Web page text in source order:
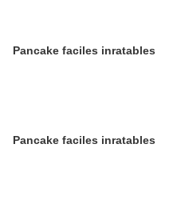
Pancake faciles inratables
Pancake faciles inratables